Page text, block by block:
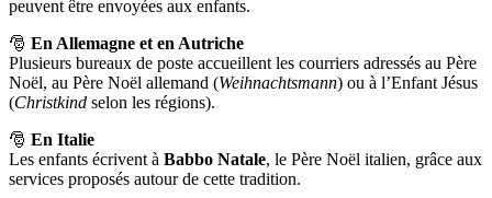
peuvent être envoyées aux enfants.
🎅 En Allemagne et en Autriche
Plusieurs bureaux de poste accueillent les courriers adressés au Père
Noël, au Père Noël allemand (Weihnachtsmann) ou à l’Enfant Jésus
(Christkind selon les régions).
🎅 En Italie
Les enfants écrivent à Babbo Natale, le Père Noël italien, grâce aux
services proposés autour de cette tradition.